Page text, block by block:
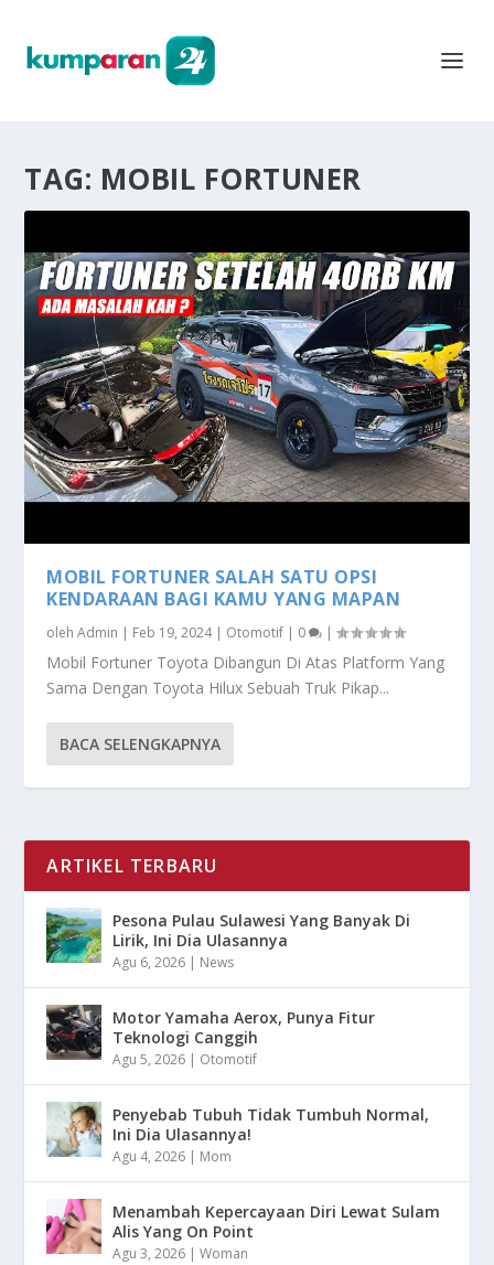
TAG: MOBIL FORTUNER
MOBIL FORTUNER SALAH SATU OPSI
KENDARAAN BAGI KAMU YANG MAPAN
olehAdmin | Feb 19, 2024| Otomotif | 0 |
Mobil Fortuner Toyota Dibangun Di Atas Platform Yang
Sama Dengan Toyota Hilux Sebuah Truk Pikap...
BACA SELENGKAPNYA
ARTIKEL TERBARU
Pesona Pulau Sulawesi Yang Banyak Di
Lirik, Ini Dia Ulasannya
Agu 6, 2026 | News
Motor Yamaha Aerox, Punya Fitur
Teknologi Canggih
Agu 5, 2026 | Otomotif
Penyebab Tubuh Tidak Tumbuh Normal,
Ini Dia Ulasannya!
Agu 4, 2026 | Mom
Menambah Kepercayaan Diri Lewat Sulam
Alis Yang On Point
Agu 3, 2026 |Woman